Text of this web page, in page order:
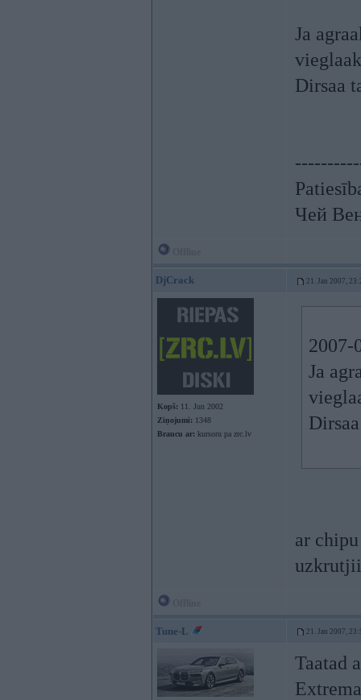
Ja
Dirsaa
Чей
DjCrack 21. Jan 2007,
Kopš: 11. Jun 2002
Ziņojumi: 1348
Braucu ar: kursoru pa zrc.lv
2007-
Ja
ar
uzkrutjii
Tune-L 21. Jan 2007,
Taatad